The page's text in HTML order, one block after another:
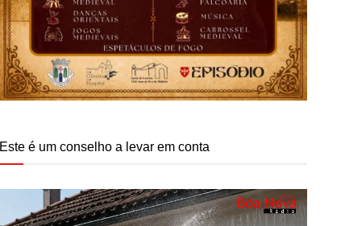
Este é um conselho a levar em conta